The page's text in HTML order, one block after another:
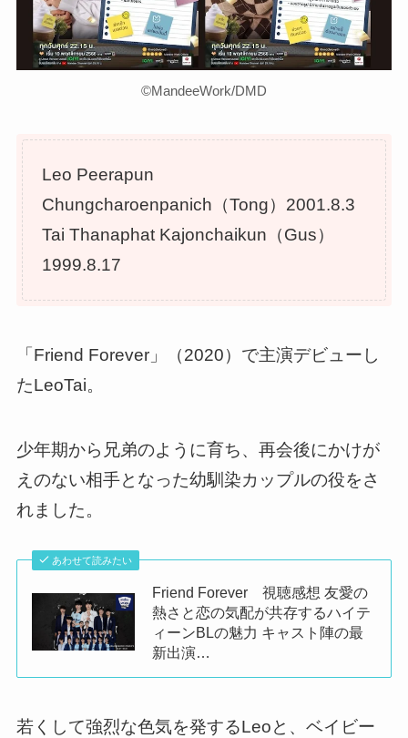
©︎MandeeWork/DMD
Leo Peerapun
Chungcharoenpanich（Tong）2001.8.3
Tai Thanaphat Kajonchaikun（Gus）
1999.8.17
「Friend Forever」（2020）で主演デビューし
たLeoTai。
少年期から兄弟のように育ち、再会後にかけが
えのない相手となった幼馴染カップルの役をさ
れました。
あわせて読みたい
Friend Forever 視聴感想 友愛の
熱さと恋の気配が共存するハイテ
ィーンBLの魅力 キャスト陣の最
新出演…
若くして強烈な色気を発するLeoと、ベイビー